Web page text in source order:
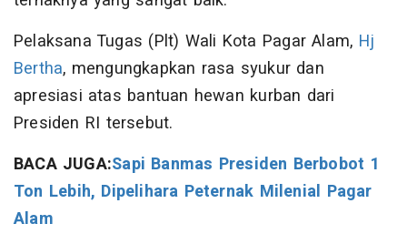
Pelaksana Tugas (Plt) Wali Kota Pagar Alam, Hj
Bertha, mengungkapkan rasa syukur dan
apresiasi atas bantuan hewan kurban dari
Presiden RI tersebut.
BACA JUGA:Sapi Banmas Presiden Berbobot 1
Ton Lebih, Dipelihara Peternak Milenial Pagar
Alam